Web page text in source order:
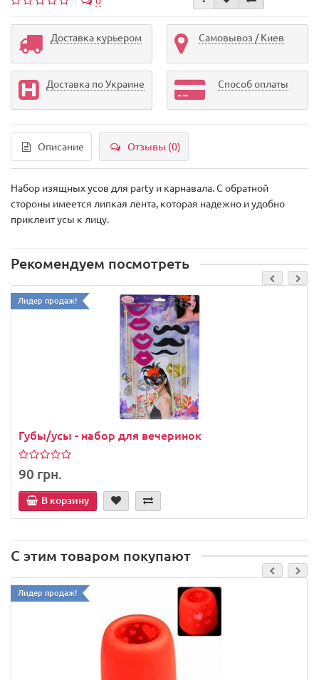
Доставка курьером Самовывоз / Киев
Доставка по Украине Способ оплаты
Описание Отзывы (0)
Набор изящных усов для party и карнавала. С обратной
стороны имеется липкая лента, которая надежно и удобно
приклеит усы к лицу.
Рекомендуем посмотреть
Лидер продаж!
Губы/усы - набор для вечеринок
90 грн.
В корзину
С этим товаром покупают
Лидер продаж!